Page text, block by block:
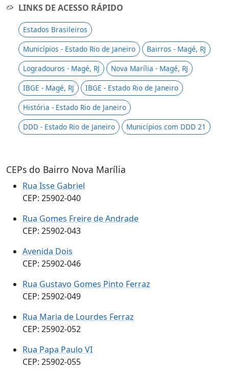
LINKS DE ACESSO RÁPIDO
Estados Brasileiros
Municípios - Estado Rio de Janeiro
Bairros - Magé, RJ
Logradouros - Magé, RJ
Nova Marília - Magé, RJ
IBGE - Magé, RJ
IBGE - Estado Rio de Janeiro
História - Estado Rio de Janeiro
DDD - Estado Rio de Janeiro
Municípios com DDD 21
CEPs do Bairro Nova Marília
Rua Isse Gabriel
CEP: 25902-040
Rua Gomes Freire de Andrade
CEP: 25902-043
Avenida Dois
CEP: 25902-046
Rua Gustavo Gomes Pinto Ferraz
CEP: 25902-049
Rua Maria de Lourdes Ferraz
CEP: 25902-052
Rua Papa Paulo VI
CEP: 25902-055